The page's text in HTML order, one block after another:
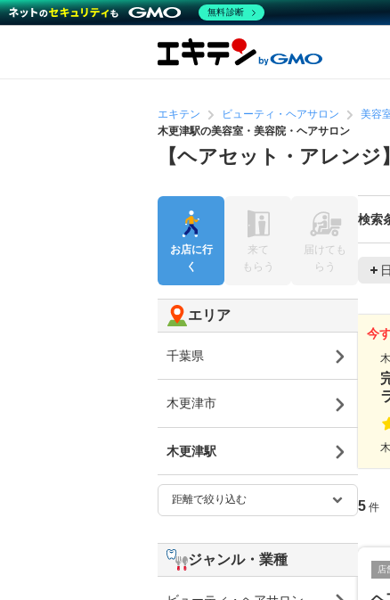
エキテン ビューティ・ヘアサロン 美容
木更津駅の美容室・美容院・ヘアサロン
【ヘアセット・アレン
検索
今
5 件
店
お店に行
く
来て
もらう
届けても
らう
エリア
千葉県
木更津市
木更津駅
ジャンル・業種
無料診断